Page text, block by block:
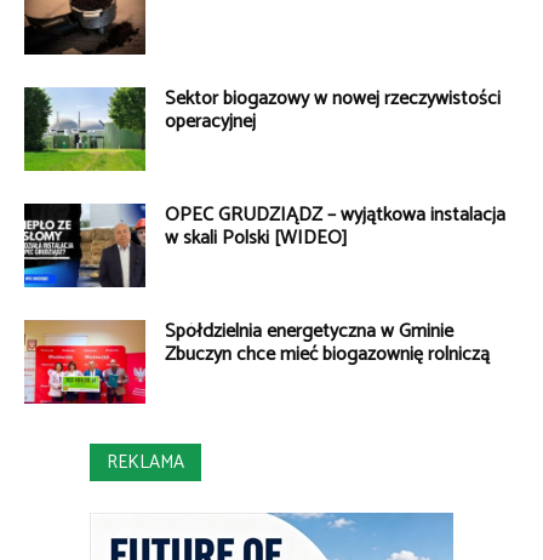
Sektor biogazowy w nowej rzeczywistości
operacyjnej
OPEC GRUDZIĄDZ – wyjątkowa instalacja
w skali Polski [WIDEO]
Spółdzielnia energetyczna w Gminie
Zbuczyn chce mieć biogazownię rolniczą
REKLAMA